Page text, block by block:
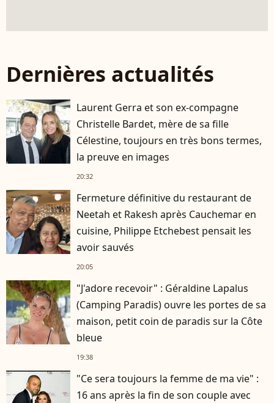
Dernières actualités
Laurent Gerra et son ex-compagne
Christelle Bardet, mère de sa fille
Célestine, toujours en très bons termes,
la preuve en images
20:32
Fermeture définitive du restaurant de
Neetah et Rakesh après Cauchemar en
cuisine, Philippe Etchebest pensait les
avoir sauvés
20:05
"J'adore recevoir" : Géraldine Lapalus
(Camping Paradis) ouvre les portes de sa
maison, petit coin de paradis sur la Côte
bleue
19:38
"Ce sera toujours la femme de ma vie" :
16 ans après la fin de son couple avec